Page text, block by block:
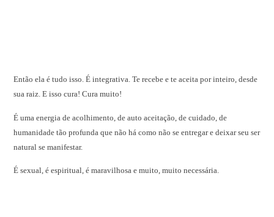
Então ela é tudo isso. É integrativa. Te recebe e te aceita por inteiro, desde
sua raiz. E isso cura! Cura muito!
É uma energia de acolhimento, de auto aceitação, de cuidado, de
humanidade tão profunda que não há como não se entregar e deixar seu ser
natural se manifestar.
É sexual, é espiritual, é maravilhosa e muito, muito necessária.